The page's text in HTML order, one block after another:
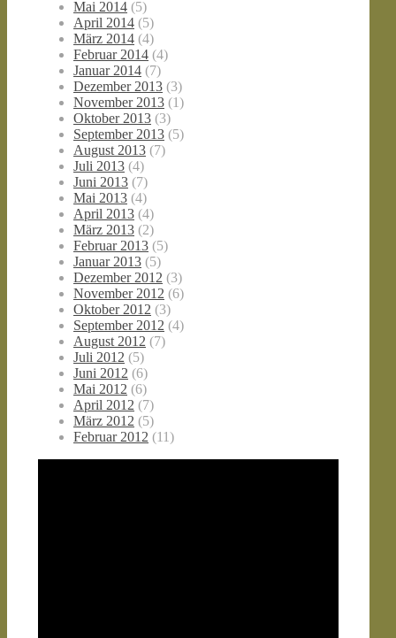
Mai 2014 (5)
April 2014 (5)
März 2014 (4)
Februar 2014 (4)
Januar 2014 (7)
Dezember 2013 (3)
November 2013 (1)
Oktober 2013 (3)
September 2013 (5)
August 2013 (7)
Juli 2013 (4)
Juni 2013 (7)
Mai 2013 (4)
April 2013 (4)
März 2013 (2)
Februar 2013 (5)
Januar 2013 (5)
Dezember 2012 (3)
November 2012 (6)
Oktober 2012 (3)
September 2012 (4)
August 2012 (7)
Juli 2012 (5)
Juni 2012 (6)
Mai 2012 (6)
April 2012 (7)
März 2012 (5)
Februar 2012 (11)